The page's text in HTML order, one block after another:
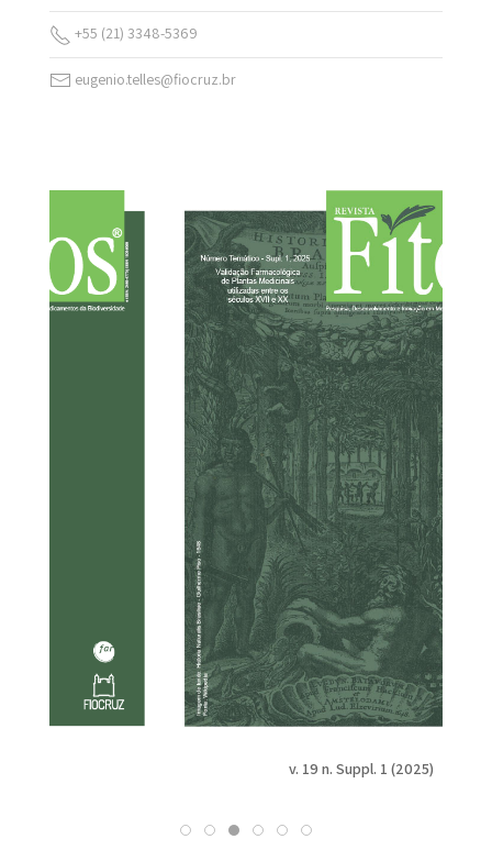
+55 (21) 3348-5369
eugenio.telles@fiocruz.br
v. 19 n. Suppl. 1 (2025)